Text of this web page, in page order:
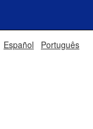
Español Português